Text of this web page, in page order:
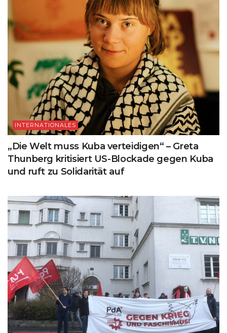
INTERNATIONALES
„Die Welt muss Kuba verteidigen“ – Greta
Thunberg kritisiert US-Blockade gegen Kuba
und ruft zu Solidarität auf